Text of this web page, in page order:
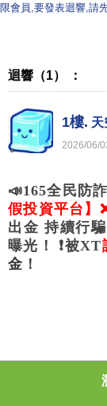
限會員,要發表迴響,請
迴響（1） ：
1樓. 天
2026/06/
📣165全民防
假投資平台】
出金 持續行
曝光！ ❗被XT
金 ！